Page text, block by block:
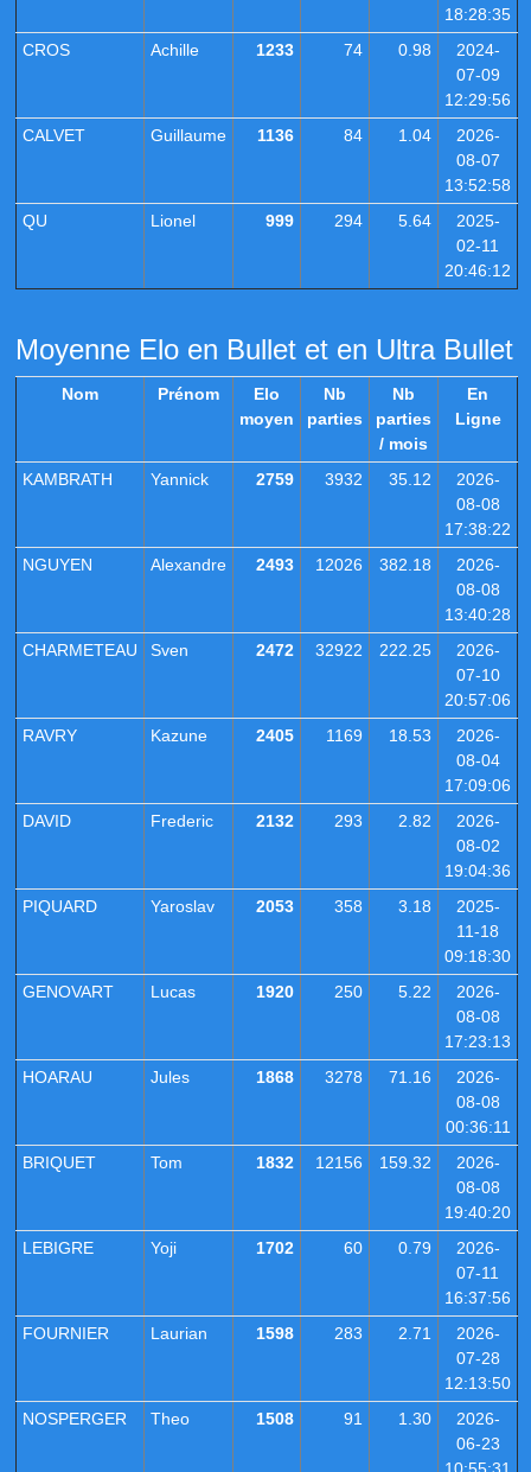
18:28:35
CROS
Achille 1233 74 0.98
2024-
07-09
12:29:56
CALVET
Guillaume 1136 84 1.04
2026-
08-07
13:52:58
QU
Lionel 999 294 5.64
2025-
02-11
20:46:12
Moyenne Elo en Bullet et en Ultra Bullet
Nom Prénom
Elo
moyen
Nb
parties
Nb
parties
/ mois
En
Ligne
KAMBRATH Yannick 2759 3932 35.12
2026-
08-08
17:38:22
NGUYEN
Alexandre 2493 12026 382.18
2026-
08-08
13:40:28
CHARMETEAU
Sven 2472 32922 222.25
2026-
07-10
20:57:06
RAVRY
Kazune 2405 1169 18.53
2026-
08-04
17:09:06
DAVID
Frederic 2132 293 2.82
2026-
08-02
19:04:36
PIQUARD
Yaroslav 2053 358 3.18
2025-
11-18
09:18:30
GENOVART
Lucas 1920 250 5.22
2026-
08-08
17:23:13
HOARAU
Jules 1868 3278 71.16
2026-
08-08
00:36:11
BRIQUET
Tom 1832 12156 159.32
2026-
08-08
19:40:20
LEBIGRE
Yoji 1702 60 0.79
2026-
07-11
16:37:56
FOURNIER
Laurian 1598 283 2.71
2026-
07-28
12:13:50
NOSPERGER
Theo 1508 91 1.30
2026-
06-23